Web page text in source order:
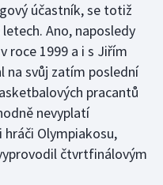
účastník, se totiž
Ano, naposledy
roce 1999 a i s Jiřím
na svůj zatím poslední
pracantů
nevyplatí
Olympiakosu,
čtvrtfinálovým